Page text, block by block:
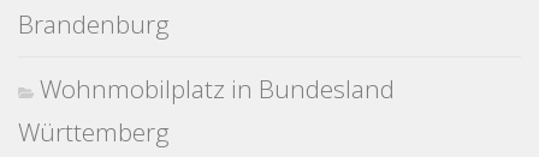
Brandenburg
Wohnmobilplatz in Bundesland
Württemberg